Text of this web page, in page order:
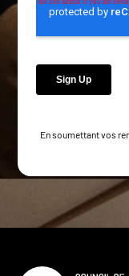
En soumettant vos